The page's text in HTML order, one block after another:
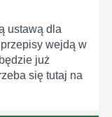
ustawą dla
wejdą w
już
się tutaj na